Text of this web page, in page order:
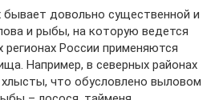
бывает довольно существенной и
и рыбы, на которую ведется
России применяются
Например, в северных районах
что обусловлено выловом